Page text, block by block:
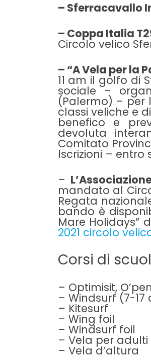
– Sferracavallo
– Coppa Italia
Circolo velico
– “A Vela per la
11 am il golfo di
sociale –
(Palermo) – per
classi veliche e
benefico e
devoluta
Comitato
Iscrizioni – entro
–
mandato al
Regata
bando è
Mare Holidays”
2021 circolo
Corsi di
– Optimisit,
– Windsurf (7-17
– Kitesurf
– Wing foil
– Windsurf foil
– Vela per adulti
– Vela d’altura